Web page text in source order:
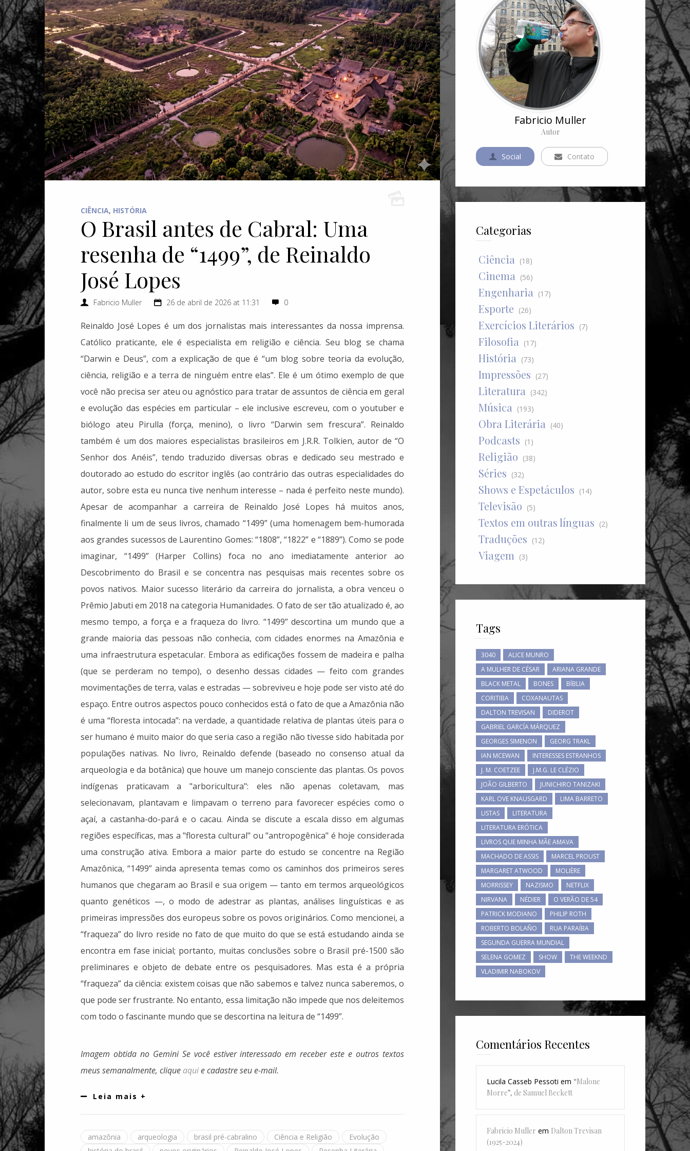
CIÊNCIA, HISTÓRIA
O Brasil antes de Cabral: Uma
resenha de “1499”, de Reinaldo
José Lopes
Fabricio Muller 26 de abril de 2026 at 11:31 0
Reinaldo José Lopes é um dos jornalistas mais interessantes da nossa imprensa.
Católico praticante, ele é especialista em religião e ciência. Seu blog se chama
“Darwin e Deus”, com a explicação de que é “um blog sobre teoria da evolução,
ciência, religião e a terra de ninguém entre elas”. Ele é um ótimo exemplo de que
você não precisa ser ateu ou agnóstico para tratar de assuntos de ciência em geral
e evolução das espécies em particular – ele inclusive escreveu, com o youtuber e
biólogo ateu Pirulla (força, menino), o livro “Darwin sem frescura”. Reinaldo
também é um dos maiores especialistas brasileiros em J.R.R. Tolkien, autor de “O
Senhor dos Anéis”, tendo traduzido diversas obras e dedicado seu mestrado e
doutorado ao estudo do escritor inglês (ao contrário das outras especialidades do
autor, sobre esta eu nunca tive nenhum interesse – nada é perfeito neste mundo).
Apesar de acompanhar a carreira de Reinaldo José Lopes há muitos anos,
finalmente li um de seus livros, chamado “1499” (uma homenagem bem-humorada
aos grandes sucessos de Laurentino Gomes: “1808”, “1822” e “1889”). Como se pode
imaginar, “1499” (Harper Collins) foca no ano imediatamente anterior ao
Descobrimento do Brasil e se concentra nas pesquisas mais recentes sobre os
povos nativos. Maior sucesso literário da carreira do jornalista, a obra venceu o
Prêmio Jabuti em 2018 na categoria Humanidades. O fato de ser tão atualizado é, ao
mesmo tempo, a força e a fraqueza do livro. “1499” descortina um mundo que a
grande maioria das pessoas não conhecia, com cidades enormes na Amazônia e
uma infraestrutura espetacular. Embora as edificações fossem de madeira e palha
(que se perderam no tempo), o desenho dessas cidades — feito com grandes
movimentações de terra, valas e estradas — sobreviveu e hoje pode ser visto até do
espaço. Entre outros aspectos pouco conhecidos está o fato de que a Amazônia não
é uma “floresta intocada”: na verdade, a quantidade relativa de plantas úteis para o
ser humano é muito maior do que seria caso a região não tivesse sido habitada por
populações nativas. No livro, Reinaldo defende (baseado no consenso atual da
arqueologia e da botânica) que houve um manejo consciente das plantas. Os povos
indígenas praticavam a "arboricultura": eles não apenas coletavam, mas
selecionavam, plantavam e limpavam o terreno para favorecer espécies como o
açaí, a castanha-do-pará e o cacau. Ainda se discute a escala disso em algumas
regiões específicas, mas a "floresta cultural" ou "antropogênica" é hoje considerada
uma construção ativa. Embora a maior parte do estudo se concentre na Região
Amazônica, “1499” ainda apresenta temas como os caminhos dos primeiros seres
humanos que chegaram ao Brasil e sua origem — tanto em termos arqueológicos
quanto genéticos —, o modo de adestrar as plantas, análises linguísticas e as
primeiras impressões dos europeus sobre os povos originários. Como mencionei, a
“fraqueza” do livro reside no fato de que muito do que se está estudando ainda se
encontra em fase inicial; portanto, muitas conclusões sobre o Brasil pré-1500 são
preliminares e objeto de debate entre os pesquisadores. Mas esta é a própria
“fraqueza” da ciência: existem coisas que não sabemos e talvez nunca saberemos, o
que pode ser frustrante. No entanto, essa limitação não impede que nos deleitemos
com todo o fascinante mundo que se descortina na leitura de “1499”.
Imagem obtida no Gemini Se você estiver interessado em receber este e outros textos
meus semanalmente, clique aquie cadastre seu e-mail.
Leia mais +
amazônia arqueologia brasil pré-cabralino Ciência e Religião
Evolução
Fabricio Muller
Autor
Social Contato
Categorias
Ciência (18)
Cinema (56)
Engenharia (17)
Esporte (26)
Exercícios Literários (7)
Filosofia (17)
História (73)
Impressões (27)
Literatura (342)
Música (193)
Obra Literária (40)
Podcasts (1)
Religião (38)
Séries (32)
Shows e Espetáculos (14)
Televisão (5)
Textos em outras línguas (2)
Traduções (12)
Viagem (3)
Tags
3040
ALICE MUNRO
A MULHER DE CÉSAR
ARIANA GRANDE
BLACK METAL
BONES
BÍBLIA
CORITIBA
COXANAUTAS
DALTON TREVISAN
DIDEROT
GABRIEL GARCÍA MÁRQUEZ
GEORGES SIMENON
GEORG TRAKL
IAN MCEWAN
INTERESSES ESTRANHOS
J. M. COETZEE
J.M.G. LE CLÉZIO
JOÃO GILBERTO
JUNICHIRO TANIZAKI
KARL OVE KNAUSGARD
LIMA BARRETO
LISTAS
LITERATURA
LITERATURA ERÓTICA
LIVROS QUE MINHA MÃE AMAVA
MACHADO DE ASSIS
MARCEL PROUST
MARGARET ATWOOD
MOLIÈRE
MORRISSEY
NAZISMO
NETFLIX
NIRVANA
NÉDIER
O VERÃO DE 54
PATRICK MODIANO
PHILIP ROTH
ROBERTO BOLAÑO
RUA PARAÍBA
SEGUNDA GUERRA MUNDIAL
SELENA GOMEZ
SHOW
THE WEEKND
VLADIMIR NABOKOV
Comentários Recentes
Lucila Casseb Pessoti em “Malone
Morre”, de Samuel Beckett
Fabricio Muller em Dalton Trevisan
(1925-2024)